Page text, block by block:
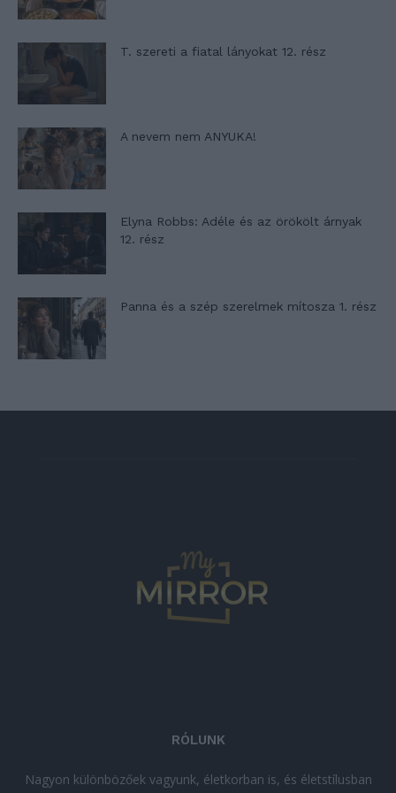
T. szereti a fiatal lányokat 12. rész
A nevem nem ANYUKA!
Elyna Robbs: Adéle és az örökölt árnyak
12. rész
Panna és a szép szerelmek mítosza 1. rész
RÓLUNK
Nagyon különbözőek vagyunk, életkorban is, és életstílusban